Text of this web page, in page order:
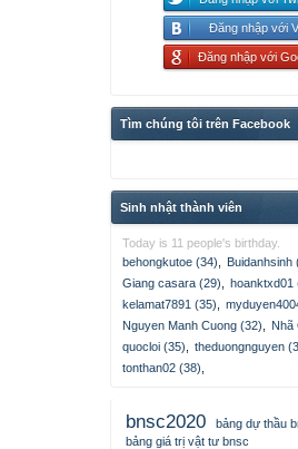
Đăng nhập với
Đăng nhập với
Tìm chúng tôi trên Facebook
Sinh nhật thành viên
Today is 11 people's birthday.
behongkutoe (34)
Buidanhsinh
Giang casara (29)
hoanktxd01
kelamat7891 (35)
Nguyen Manh Cuong (32)
Nhã
quocloi (35)
theduongnguyen
tonthan02 (38)
bnsc2020
bảng dự thầu
bảng giá trị vật tư bnsc